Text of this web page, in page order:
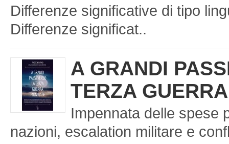
Differenze significative di tipo
Differenze significat..
A GRANDI
TERZA
Impennata delle spese
nazioni, escalation militare e